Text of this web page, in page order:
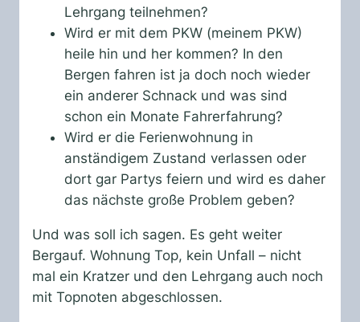
Lehrgang teilnehmen?
Wird er mit dem PKW (meinem PKW)
heile hin und her kommen? In den
Bergen fahren ist ja doch noch wieder
ein anderer Schnack und was sind
schon ein Monate Fahrerfahrung?
Wird er die Ferienwohnung in
anständigem Zustand verlassen oder
dort gar Partys feiern und wird es daher
das nächste große Problem geben?
Und was soll ich sagen. Es geht weiter
Bergauf. Wohnung Top, kein Unfall – nicht
mal ein Kratzer und den Lehrgang auch noch
mit Topnoten abgeschlossen.